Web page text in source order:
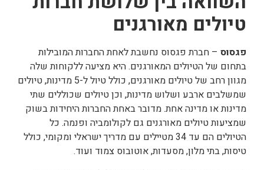
טיולים מאורגנים
פגסוס – חברת פגסוס נחשבת לאחת החברות המובילות
בתחום של הטיולים המאורגנים. היא מציעה ללקוחות שלה
מגוון רחב של טיולים מאורגנים, כולל טיול ל-5 מדינות, טיולים
שמשלבים ארבע ושלוש מדינות, וכן טיולים שכוללים שתי
מדינות או מדינה אחת. מדובר באחת החברות היחידות בשוק
שמציעות טיולים מאורגנים גם לקולומביה ופנמה. כל
הטיולים הם עד 34 מטיילים עם מדריך ישראלי ומקומי, כולל
טיסות, בתי מלון, מסעדות, אוטובוס צמוד ועוד.